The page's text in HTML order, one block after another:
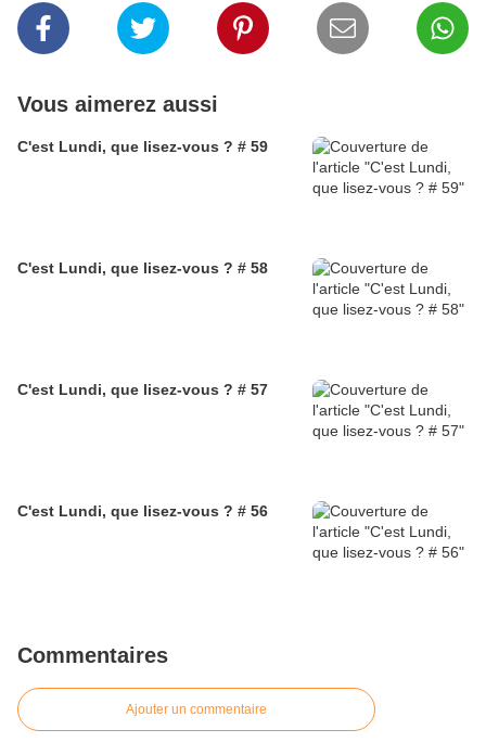
Vous aimerez aussi
C'est Lundi, que lisez-vous ? # 59
C'est Lundi, que lisez-vous ? # 58
C'est Lundi, que lisez-vous ? # 57
C'est Lundi, que lisez-vous ? # 56
Commentaires
Ajouter un commentaire